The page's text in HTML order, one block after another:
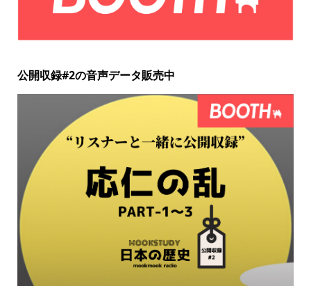
公開収録#2の音声データ販売中